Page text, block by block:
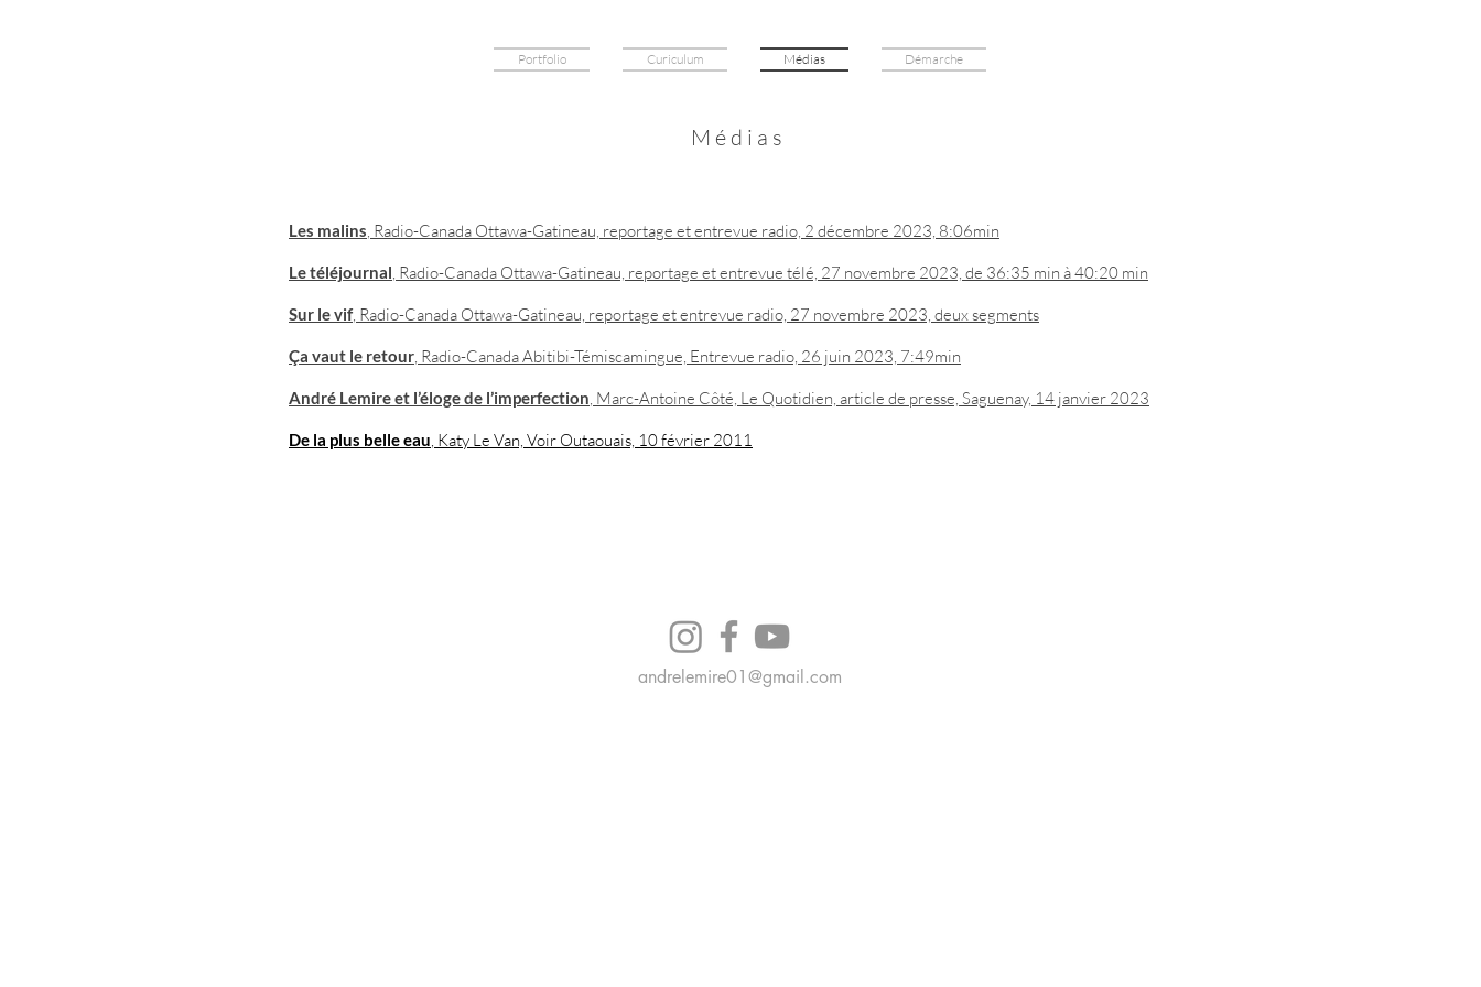
Portfolio Curiculum Médias Démarche
Médias
Les malins, Radio-Canada Ottawa-Gatineau, reportage et entrevue radio, 2 décembre 2023, 8:06min
Le téléjournal, Radio-Canada Ottawa-Gatineau, reportage et entrevue télé, 27 novembre 2023, de 36:35 min à 40:20 min
Sur le vif, Radio-Canada Ottawa-Gatineau, reportage et entrevue radio, 27 novembre 2023, deux segments
Ça vaut le retour, Radio-Canada Abitibi-Témiscamingue, Entrevue radio, 26 juin 2023, 7:49min
André Lemire et l’éloge de l’imperfection, Marc-Antoine Côté, Le Quotidien, article de presse, Saguenay, 14 janvier 2023
De la plus belle eau, Katy Le Van, Voir Outaouais, 10 février 2011
andrelemire01@gmail.com